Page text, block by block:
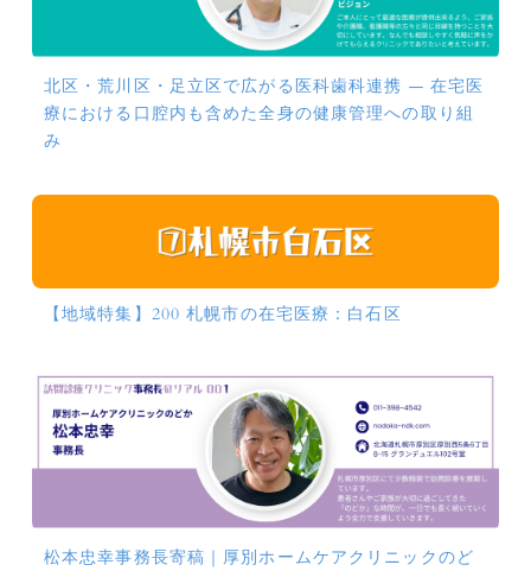
北区・荒川区・足立区で広がる医科歯科連携 ― 在宅医
療における口腔内も含めた全身の健康管理への取り組
み
【地域特集】200 札幌市の在宅医療：白石区
松本忠幸事務長寄稿｜厚別ホームケアクリニックのど